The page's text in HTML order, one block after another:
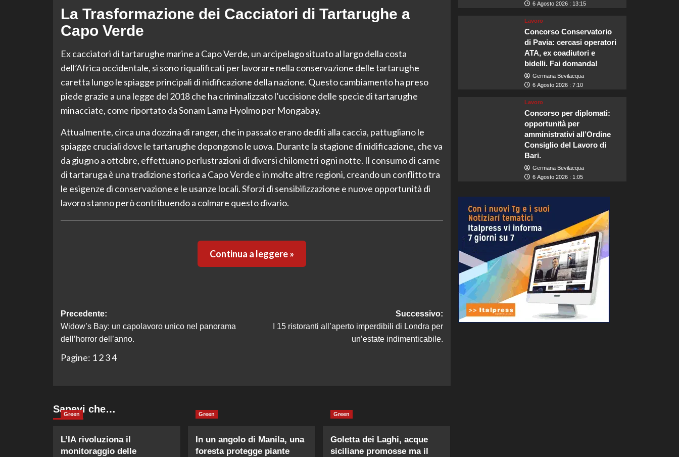
La Trasformazione dei Cacciatori di Tartarughe a
Capo Verde
Ex cacciatori di tartarughe marine a Capo Verde, un arcipelago situato al largo della costa
dell’Africa occidentale, si sono riqualificati per lavorare nella conservazione delle tartarughe
caretta lungo le spiagge principali di nidificazione della nazione. Questo cambiamento ha preso
piede grazie a una legge del 2018 che ha criminalizzato l’uccisione delle specie di tartarughe
minacciate, come riportato da Sonam Lama Hyolmo per Mongabay.
Attualmente, circa una dozzina di ranger, che in passato erano dediti alla caccia, pattugliano le
spiagge cruciali dove le tartarughe depongono le uova. Durante la stagione di nidificazione, che va
da giugno a ottobre, effettuano perlustrazioni di diversi chilometri ogni notte. Il consumo di carne
di tartaruga è una tradizione storica a Capo Verde e in molte altre regioni, creando un conflitto tra
le esigenze di conservazione e le usanze locali. Sforzi di sensibilizzazione e nuove opportunità di
lavoro stanno però contribuendo a colmare questo divario.
Continua a leggere »
Navigazione
articolo
Precedente:
Widow’s Bay: un capolavoro unico nel panorama
dell’horror dell’anno.
Successivo:
I 15 ristoranti all’aperto imperdibili di Londra per
un’estate indimenticabile.
Pagine: 1 2 34
Sapevi che…
Green
L’IA rivoluziona il
monitoraggio delle
Green
In un angolo di Manila, una
foresta protegge piante
Green
Goletta dei Laghi, acque
siciliane promosse ma il
6 Agosto 2026 : 13:15
Lavoro
Concorso Conservatorio
di Pavia: cercasi operatori
ATA, ex coadiutori e
bidelli. Fai domanda!
Germana Bevilacqua
6 Agosto 2026 : 7:10
Lavoro
Concorso per diplomati:
opportunità per
amministrativi all’Ordine
Consiglio del Lavoro di
Bari.
Germana Bevilacqua
6 Agosto 2026 : 1:05